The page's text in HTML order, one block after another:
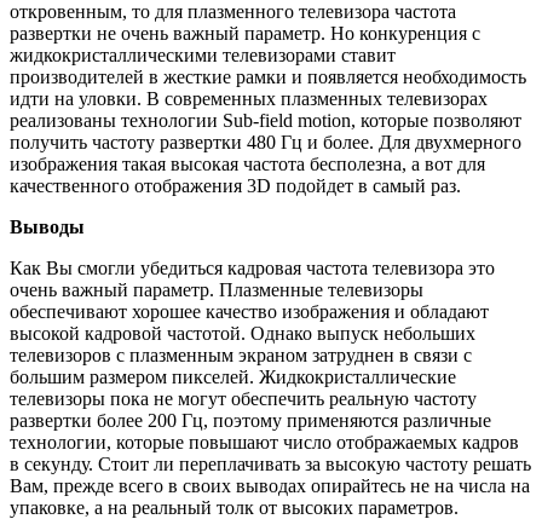
откровенным, то для плазменного телевизора частота
развертки не очень важный параметр. Но конкуренция с
жидкокристаллическими телевизорами ставит
производителей в жесткие рамки и появляется необходимость
идти на уловки. В современных плазменных телевизорах
реализованы технологии Sub-field motion, которые позволяют
получить частоту развертки 480 Гц и более. Для двухмерного
изображения такая высокая частота бесполезна, а вот для
качественного отображения 3D подойдет в самый раз.
Выводы
Как Вы смогли убедиться кадровая частота телевизора это
очень важный параметр. Плазменные телевизоры
обеспечивают хорошее качество изображения и обладают
высокой кадровой частотой. Однако выпуск небольших
телевизоров с плазменным экраном затруднен в связи с
большим размером пикселей. Жидкокристаллические
телевизоры пока не могут обеспечить реальную частоту
развертки более 200 Гц, поэтому применяются различные
технологии, которые повышают число отображаемых кадров
в секунду. Стоит ли переплачивать за высокую частоту решать
Вам, прежде всего в своих выводах опирайтесь не на числа на
упаковке, а на реальный толк от высоких параметров.